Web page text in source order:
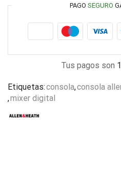
PAGO SEGURO
Tus pagos son
Etiquetas:consola,consola
,mixer digital